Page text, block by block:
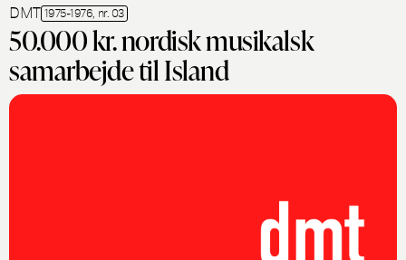
DMT 1975-1976, nr. 03
50.000 kr. nordisk musikalsk
samarbejde til Island